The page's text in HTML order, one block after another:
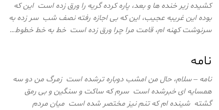
کشیده زیر خنده ها و بعد، پاره کرده گریه را ورق زده است این که
بوده این غریبه عجیب، این که بی اجازه رفته نصف شب سر زده به
سرنوشت کهنه ام، قامت مرا چرا ورق زده است خط به خط خطوط…
نامه
نامه – سلام، حال من امشب دوباره ترشده است زمرگ من دو سه
همسایه ای خبرشده است سرم که ساکت و سنگین و بی رمق
گشته شینده ام که تنم نیز مختصر شده است میان مردم